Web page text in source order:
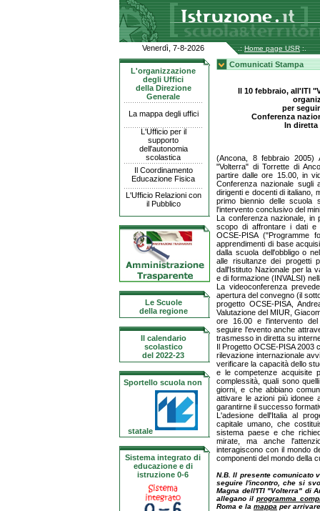
Venerdì, 7-8-2026 .: Home page USR :.
L'organizzazione
degli Uffici
della Direzione
Generale
La mappa degli uffici
L'Ufficio per il
supporto
dell'autonomia
scolastica
Il Coordinamento
Educazione Fisica
L'Ufficio Relazioni con
il Pubblico
Le Scuole
della regione
Il calendario
scolastico
del 2022-23
Sportello scuola non
statale
Sistema integrato di
educazione e di
istruzione 0-6
Comunicati Stampa
Il 10 febbraio, all'ITI
per
Conferenza
In diretta
(Ancona, 8 febbraio 2005)
"Volterra" di Torrette di
partire dalle ore 15.00, in
Conferenza nazionale sugli
dirigenti e docenti di italiano,
primo biennio delle scuola
l'intervento conclusivo del
La conferenza nazionale,
scopo di affrontare i dati e
OCSE-PISA ("Programme
apprendimenti di base
dalla scuola dell'obbligo o
alle risultanze dei progetti
dall'Istituto Nazionale per la
e di formazione (INVALSI)
La videoconferenza
apertura del convegno (il
progetto OCSE-PISA,
Valutazione del MIUR,
ore 16.00 e l'intervento
seguire l'evento anche
trasmesso in diretta su
Il Progetto OCSE-PISA 2003
rilevazione internazionale
verificare la capacità dello
e le competenze acquisite
complessità, quali sono
giorni, e che abbiano
attivare le azioni più idonee
garantirne il successo
L'adesione dell'Italia al
capitale umano, che
sistema paese e che
mirate, ma anche
interagiscono con il mondo
componenti del mondo della
N.B. Il presente comunicato
seguire l'incontro, che si
Magna dell'ITI "Volterra" di
allegano ilprogramma
Roma e la mappa per